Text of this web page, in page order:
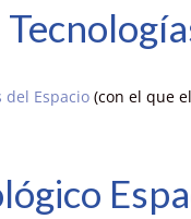
del Espacio(con el que